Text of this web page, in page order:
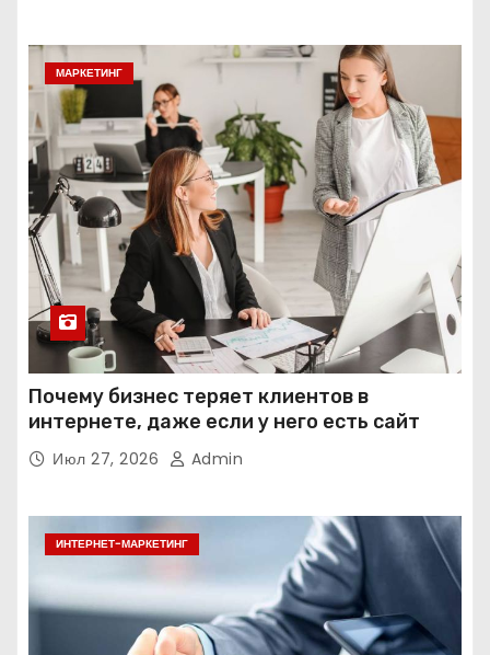
МАРКЕТИНГ
Почему бизнес теряет клиентов в
интернете, даже если у него есть сайт
Июл 27, 2026 Admin
ИНТЕРНЕТ-МАРКЕТИНГ